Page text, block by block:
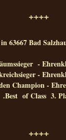
++++
63667 Bad
-
-
Champion -
.Best of Class 3.
++++